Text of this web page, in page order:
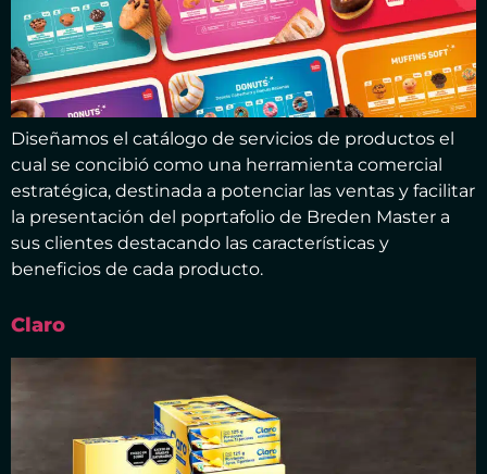
Diseñamos el catálogo de servicios de productos el
cual se concibió como una herramienta comercial
estratégica, destinada a potenciar las ventas y facilitar
la presentación del poprtafolio de Breden Master a
sus clientes destacando las características y
beneficios de cada producto.
Claro